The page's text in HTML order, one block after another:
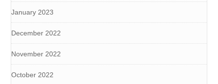
January 2023
December 2022
November 2022
October 2022